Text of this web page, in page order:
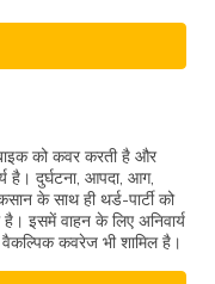
को कवर करती है और
है। दुर्घटना, आपदा, आग,
के साथ ही थर्ड-पार्टी को
इसमें वाहन के लिए अनिवार्य
वैकल्पिक कवरेज भी शामिल है।